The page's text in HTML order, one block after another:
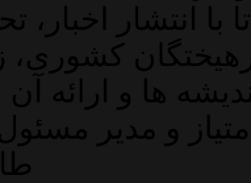
انتشار اخبار،
کشوری،
ها و ارائه
و مدیر